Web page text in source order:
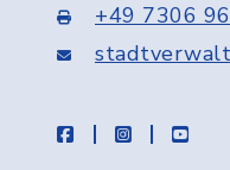
+49 7306
facebookinstagram